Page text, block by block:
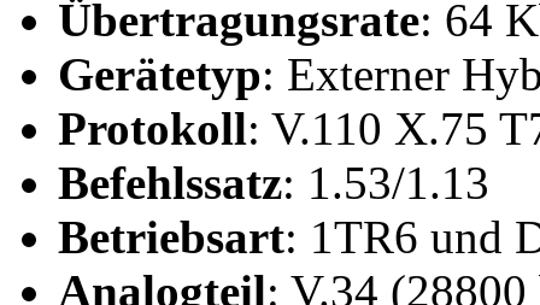
Übertragungsrate: 64
Gerätetyp: Externer
Protokoll: V.110 X.75
Befehlssatz: 1.53/1.13
Betriebsart: 1TR6 und
Analogteil: V.34